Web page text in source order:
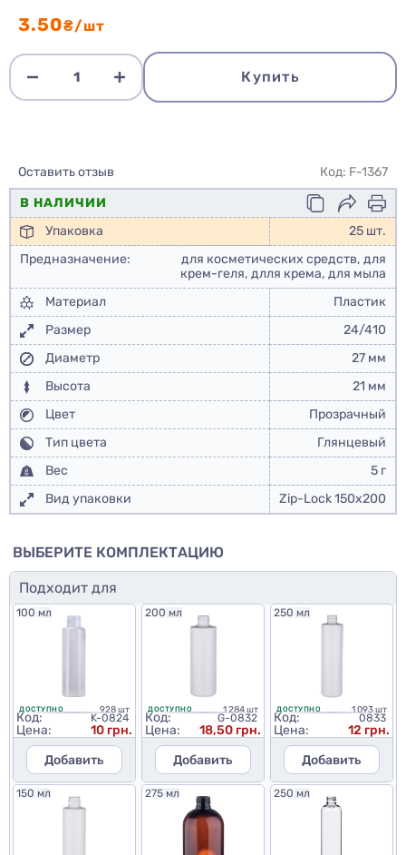
3.50₴/шт
Купить
Оставить отзыв
Код: F-1367
В НАЛИЧИИ
Упаковка
25 шт.
Предназначение:
для косметических средств, для
крем-геля, длля крема, для мыла
Материал
Пластик
Размер
24/410
Диаметр
27 мм
Высота
21 мм
Цвет
Прозрачный
Тип цвета
Глянцевый
Вес
5 г
Вид упаковки
Zip-Lock 150x200
ВЫБЕРИТЕ КОМПЛЕКТАЦИЮ
Подходит для
100 мл
ДОСТУПНО 928 шт
Код: K-0824
Цена:
10 грн.
Добавить
200 мл
ДОСТУПНО 1 284 шт
Код: G-0832
Цена:
18,50 грн.
Добавить
250 мл
ДОСТУПНО 1 093 шт
Код: 0833
Цена:
12 грн.
Добавить
150 мл 275 мл 250 мл